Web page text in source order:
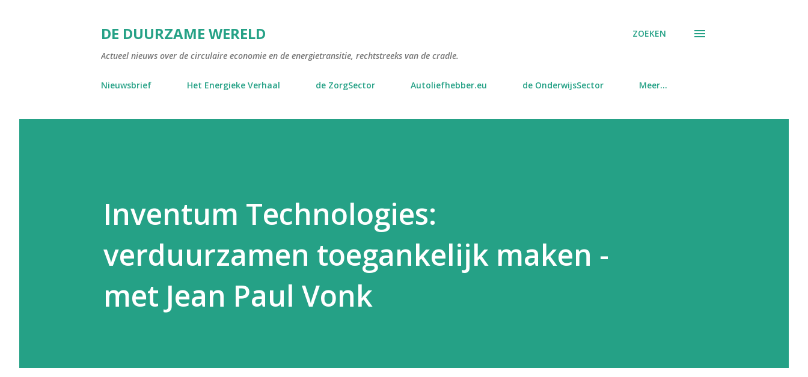
DE DUURZAME WERELD
Actueel nieuws over de circulaire economie en de energietransitie, rechtstreeks van de cradle.
ZOEKEN
Nieuwsbrief Het Energieke Verhaal de ZorgSector Autoliefhebber.eu de OnderwijsSector Meer…
Inventum Technologies:
verduurzamen toegankelijk maken -
met Jean Paul Vonk